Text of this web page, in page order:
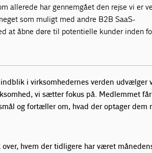
allerede har gennemgået den rejse vi er
som muligt med andre B2B SaaS-
at åbne døre til potentielle kunder inden
i virksomhedernes verden udvælger
vi sætter fokus på. Medlemmet
og fortæller om, hvad der optager dem
over, hvem der tidligere har været